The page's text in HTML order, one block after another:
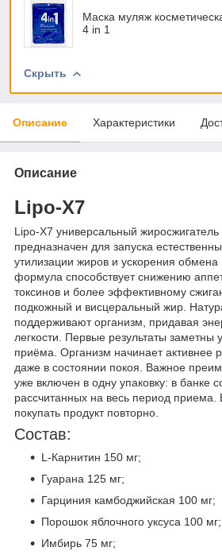
Маска муляж
4 in 1
Скрыть
Описание Характеристики
Описание
Lipo-X7
Lipo-X7 универсальный
предназначен для запуска
утилизации жиров и ускорения обмена
формула способствует снижению
токсинов и более эффективному
подкожный и висцеральный жир.
поддерживают организм, придавая
легкости. Первые результаты заметны
приёма. Организм начинает активнее
даже в состоянии покоя. Важное
уже включен в одну упаковку: в банке
рассчитанных на весь период приема.
покупать продукт повторно.
Состав:
L-Карнитин 150 мг;
Гуарана 125 мг;
Гарциния камбоджийская 100 мг;
Порошок яблочного уксуса 100 мг;
Имбирь 75 мг;